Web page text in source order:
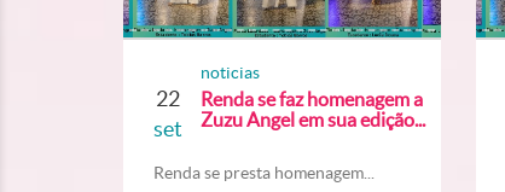
22
set
noticias
Renda se faz homenagem a
Zuzu Angel em sua edição...
Renda se presta homenagem...